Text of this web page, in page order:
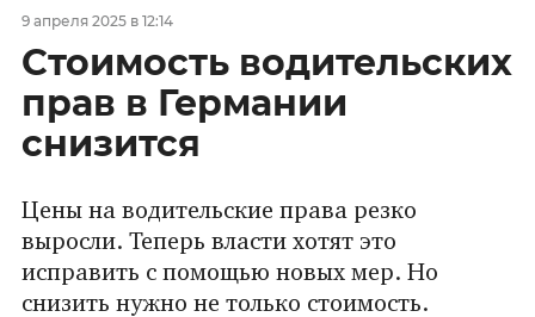
9 апреля 2025 в 12:14
Стоимость водительских
прав в Германии
снизится
Цены на водительские права резко
выросли. Теперь власти хотят это
исправить с помощью новых мер. Но
снизить нужно не только стоимость.